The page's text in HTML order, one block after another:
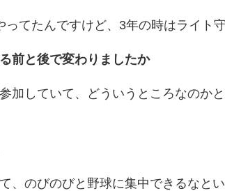
ってたんですけど、3年の時はライト
前と後で変わりましたか
加していて、どういうところなのか
、のびのびと野球に集中できるなとい